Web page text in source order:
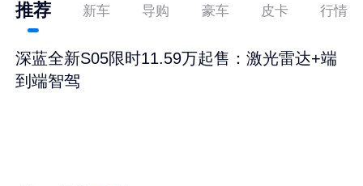
推荐 新车 导购 豪车 皮卡 行情
深蓝全新S05限时11.59万起售：激光雷达+端
到端智驾